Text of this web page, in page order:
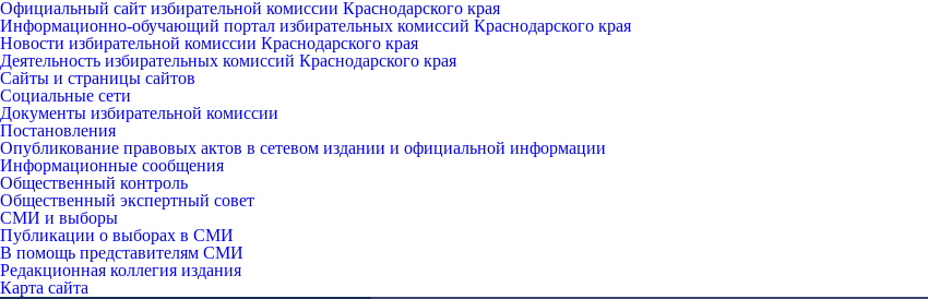
Официальный сайт избирательной комиссии Краснодарского края
Информационно-обучающий портал избирательных комиссий Краснодарского края
Новости избирательной комиссии Краснодарского края
Деятельность избирательных комиссий Краснодарского края
Сайты и страницы сайтов
Социальные сети
Документы избирательной комиссии
Постановления
Опубликование правовых актов в сетевом издании и официальной информации
Информационные сообщения
Общественный контроль
Общественный экспертный совет
СМИ и выборы
Публикации о выборах в СМИ
В помощь представителям СМИ
Редакционная коллегия издания
Карта сайта